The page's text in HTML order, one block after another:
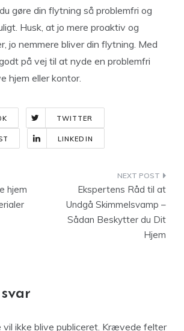
gøre din flytning så problemfri og
Husk, at jo mere proaktiv og
jo nemmere bliver din flytning. Med
på vej til at nyde en problemfri
hjem eller kontor.
TWITTER
LINKEDIN
hjem
Ekspertens Råd til at
Undgå Skimmelsvamp –
Sådan Beskytter du Dit
Hjem
ikke blive publiceret. Krævede felter